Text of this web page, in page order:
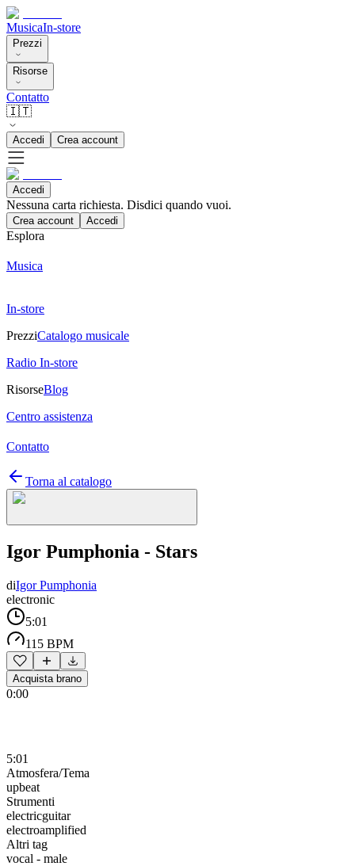
MusicaIn-store
Prezzi
Risorse
Contatto
🇮🇹
Accedi Crea account
Accedi
Nessuna carta richiesta. Disdici quando vuoi.
Crea account Accedi
Esplora
Musica
In-store
PrezziCatalogo musicale
Radio In-store
RisorseBlog
Centro assistenza
Contatto
Torna al catalogo
Igor Pumphonia - Stars
diIgor Pumphonia
electronic
5:01
115 BPM
Acquista brano
0:00
5:01
Atmosfera/Tema
upbeat
Strumenti
electricguitar
electroamplified
Altri tag
vocal - male